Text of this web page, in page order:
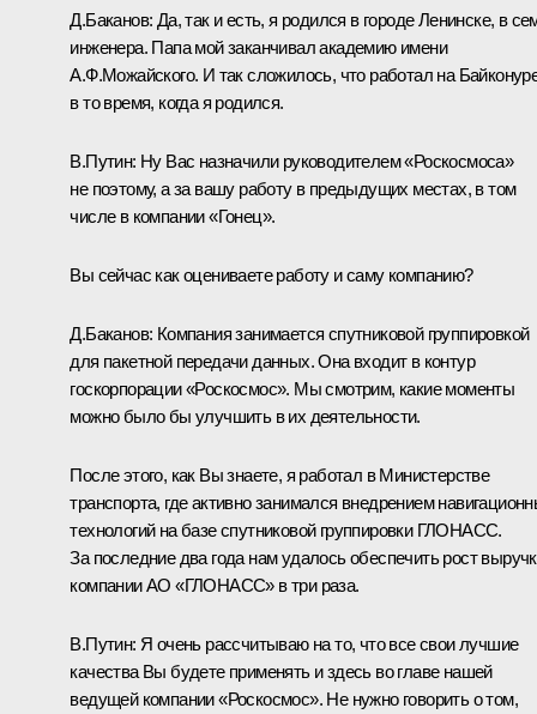
Д.Баканов: Да, так и есть, я родился в городе Ленинске, в
инженера. Папа мой заканчивал академию имени
А.Ф.Можайского. И так сложилось, что работал на
в то время, когда я родился.
В.Путин: Ну Вас назначили руководителем «Роскосмоса»
не поэтому, а за вашу работу в предыдущих местах, в том
числе в компании «Гонец».
Вы сейчас как оцениваете работу и саму компанию?
Д.Баканов: Компания занимается спутниковой группировкой
для пакетной передачи данных. Она входит в контур
госкорпорации «Роскосмос». Мы смотрим, какие моменты
можно было бы улучшить в их деятельности.
После этого, как Вы знаете, я работал в Министерстве
транспорта, где активно занимался внедрением
технологий на базе спутниковой группировки ГЛОНАСС.
За последние два года нам удалось обеспечить рост
компании АО «ГЛОНАСС» в три раза.
В.Путин: Я очень рассчитываю на то, что все свои лучшие
качества Вы будете применять и здесь во главе нашей
ведущей компании «Роскосмос». Не нужно говорить о том,